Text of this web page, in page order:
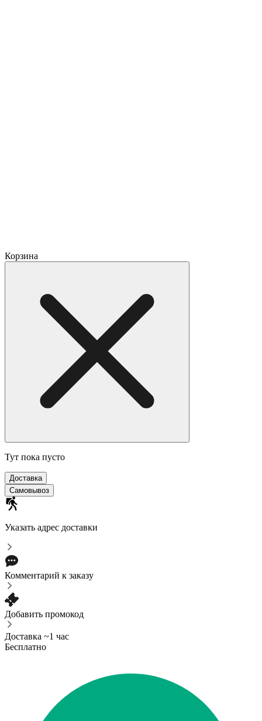
Корзина
Тут пока пусто
Доставка
Самовывоз
Указать адрес доставки
Комментарий к заказу
Добавить промокод
Доставка ~1 час
Бесплатно